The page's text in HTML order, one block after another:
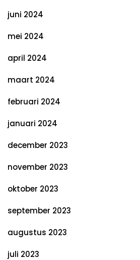
juni 2024
mei 2024
april 2024
maart 2024
februari 2024
januari 2024
december 2023
november 2023
oktober 2023
september 2023
augustus 2023
juli 2023